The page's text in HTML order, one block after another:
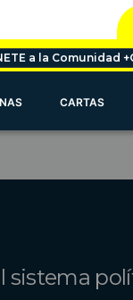
a la Comunidad
CARTAS
sistema